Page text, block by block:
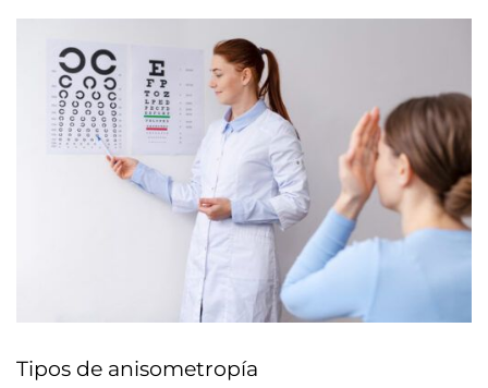
Tipos de anisometropía